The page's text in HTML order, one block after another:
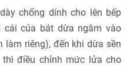
chống dính cho lên bếp
của bát dừa ngâm vào
riêng), đến khi dừa sền
điều chỉnh mức lửa cho